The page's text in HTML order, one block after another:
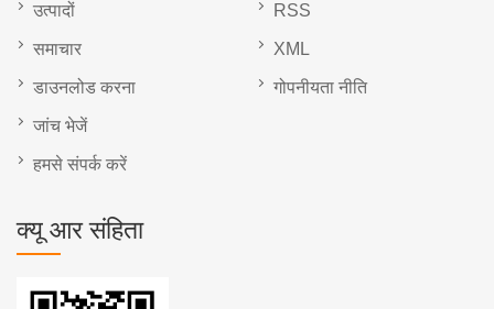
उत्पादों
समाचार
डाउनलोड करना
जांच भेजें
हमसे संपर्क करें
RSS
XML
गोपनीयता नीति
क्यू आर संहिता